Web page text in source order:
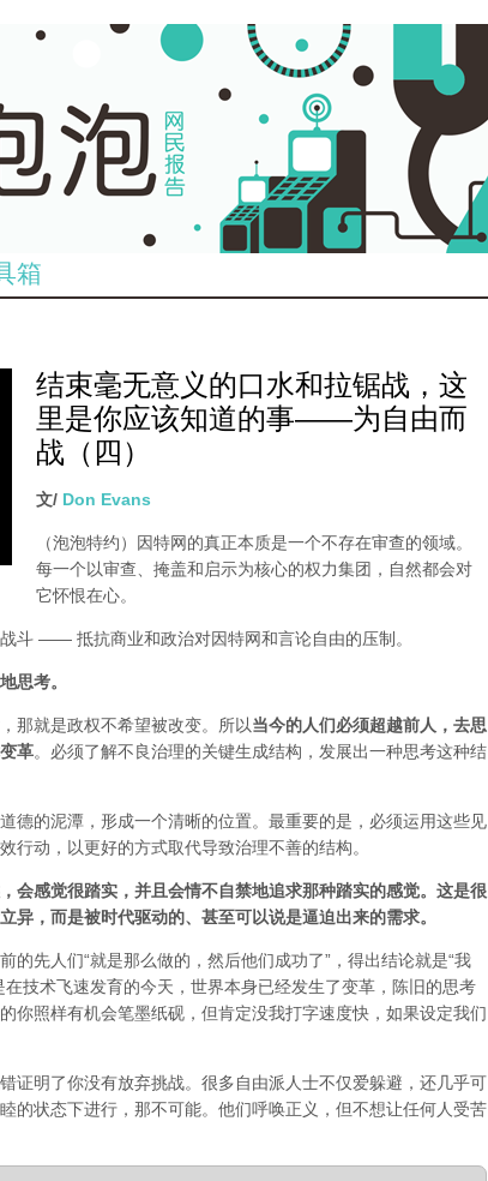
箱
结束毫无意义的口水和拉锯战，这
里是你应该知道的事——为自由而
战（四）
文/ Don Evans
（泡泡特约）
因特网的真正本质是一个不存在审查的领域。
每一个以审查、掩盖和启示为核心的权力集团，自然都会对
它怀恨在心。
斗 —— 抵抗商业和政治对因特网和言论自由的压制。
思考。
那就是政权不希望被改变。所以当今的人们必须超越前人，去思
革。必须了解不良治理的关键生成结构，发展出一种思考这种结
德的泥潭，形成一个清晰的位置。最重要的是，必须运用这些见
行动，以更好的方式取代导致治理不善的结构。
会感觉很踏实，并且会情不自禁地追求那种踏实的感觉。这是很
异，而是被时代驱动的、甚至可以说是逼迫出来的需求。
的先人们“就是那么做的，然后他们成功了”，得出结论就是“我
技术飞速发育的今天，世界本身已经发生了变革，陈旧的思考
你照样有机会笔墨纸砚，但肯定没我打字速度快，如果设定我们
证明了你没有放弃挑战。很多自由派人士不仅爱躲避，还几乎可
的状态下进行，那不可能。他们呼唤正义，但不想让任何人受苦